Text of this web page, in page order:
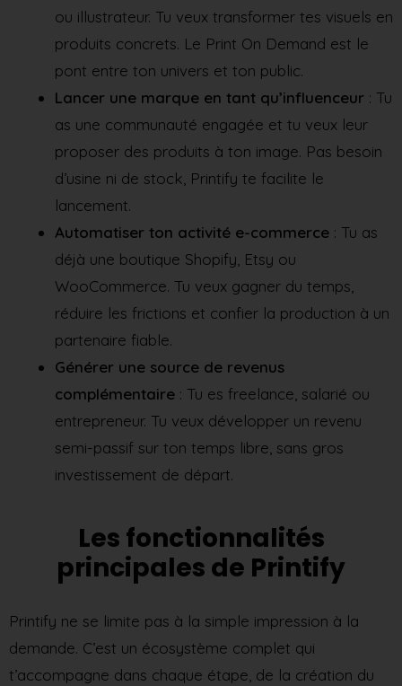
ou illustrateur. Tu veux transformer tes visuels en
produits concrets. Le Print On Demand est le
pont entre ton univers et ton public.
Lancer une marque en tant qu’influenceur : Tu
as une communauté engagée et tu veux leur
proposer des produits à ton image. Pas besoin
d’usine ni de stock, Printify te facilite le
lancement.
Automatiser ton activité e-commerce : Tu as
déjà une boutique Shopify, Etsy ou
WooCommerce. Tu veux gagner du temps,
réduire les frictions et confier la production à un
partenaire fiable.
Générer une source de revenus
complémentaire : Tu es freelance, salarié ou
entrepreneur. Tu veux développer un revenu
semi-passif sur ton temps libre, sans gros
investissement de départ.
Les fonctionnalités
principales de Printify
Printify ne se limite pas à la simple impression à la
demande. C’est un écosystème complet qui
t’accompagne dans chaque étape, de la création du